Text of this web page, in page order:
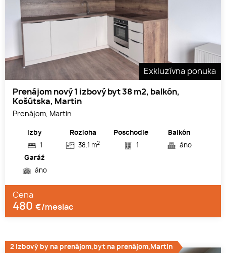
Exkluzívna ponuka
Prenájom nový 1 izbový byt 38 m2, balkón,
Košútska, Martin
Prenájom, Martin
Izby
1
Rozloha
38.1 m2
Poschodie
1
Balkón
áno
Garáž
áno
Cena
480 €/mesiac
2 izbový by na prenájom,byt na prenájom,Martin